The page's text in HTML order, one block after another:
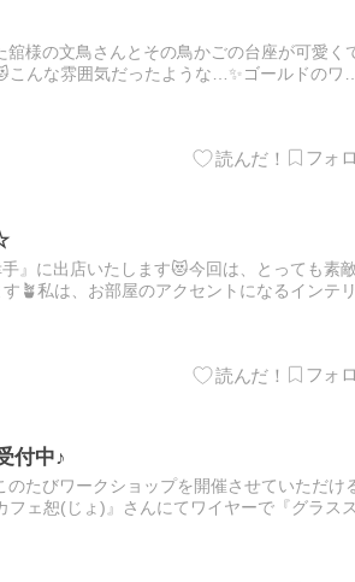
様の文鳥さんとその鳥かごの台座が可愛く
んな雰囲気だったような…✨️ゴールドのワイ
』に出店いたします😻今回は、とっても素
🪴私は、お部屋のアクセントになるインテリ
付中♪
たびワークショップを開催させていただけ
ェ恕(じょ)』さんにてワイヤーで『グラスス